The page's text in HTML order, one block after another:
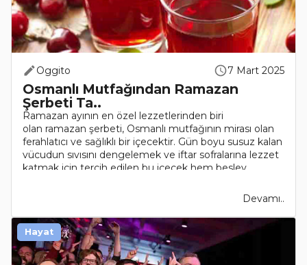
Oggito 7 Mart 2025
Osmanlı Mutfağından Ramazan
Şerbeti Ta..
Ramazan ayının en özel lezzetlerinden biri
olan ramazan şerbeti, Osmanlı mutfağının mirası olan
ferahlatıcı ve sağlıklı bir içecektir. Gün boyu susuz kalan
vücudun sıvısını dengelemek ve iftar sofralarına lezzet
katmak için tercih edilen bu içecek hem besley..
Devamı..
Hayat